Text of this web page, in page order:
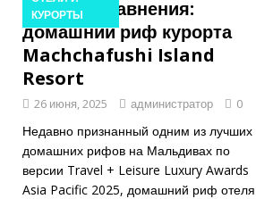
пятизвездочн
ый статус
ОТЕЛИ И
КУРОРТЫ
КУРОРТЫ
всякого сравнения:
домашний риф курорта
Machchafushi Island
Resort
26 июня, 2025 администратор 0
Недавно признанный одним из лучших
домашних рифов на Мальдивах по
версии Travel + Leisure Luxury Awards
Asia Pacific 2025, домашний риф отеля